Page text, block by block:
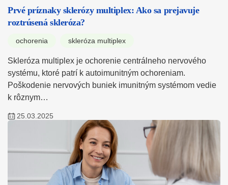
Prvé príznaky sklerózy multiplex: Ako sa prejavuje
roztrúsená skleróza?
ochorenia skleróza multiplex
Skleróza multiplex je ochorenie centrálneho nervového
systému, ktoré patrí k autoimunitným ochoreniam.
Poškodenie nervových buniek imunitným systémom vedie
k rôznym…
25.03.2025